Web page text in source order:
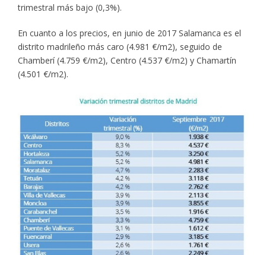
trimestral más bajo (0,3%).
En cuanto a los precios, en junio de 2017 Salamanca es el
distrito madrileño más caro (4.981 €/m2), seguido de
Chamberí (4.759 €/m2), Centro (4.537 €/m2) y Chamartín
(4.501 €/m2).